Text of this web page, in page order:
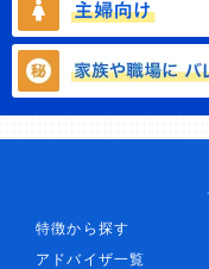
特徴から探す
アドバイザ一覧